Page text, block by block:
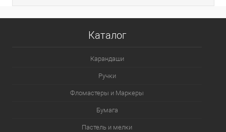
Каталог
Карандаши
Ручки
Фломастеры и Маркеры
Бумага
Пастель и мелки